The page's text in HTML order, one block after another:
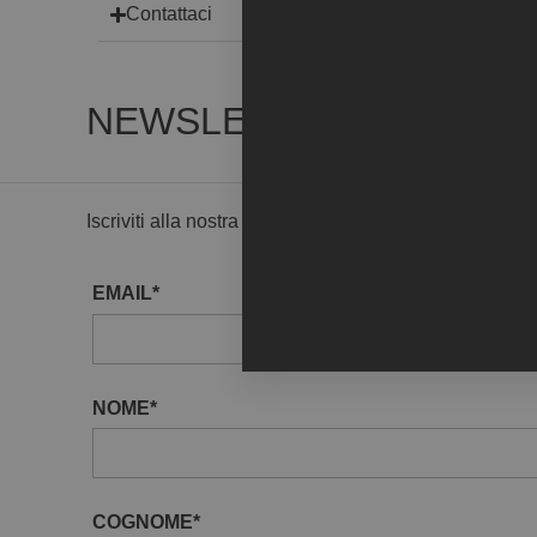
Contattaci
NEWSLETTER
Iscriviti alla nostra Newsletter per ricevere in
EMAIL*
NOME*
COGNOME*